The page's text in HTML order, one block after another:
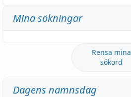
Mina sökningar
Rensa mina
sökord
Dagens namnsdag